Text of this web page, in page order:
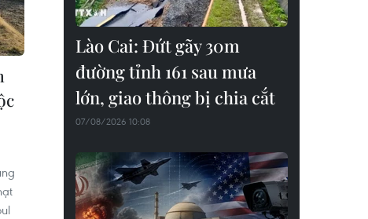
Lào Cai: Đứt gãy 30m
đường tỉnh 161 sau mưa
lớn, giao thông bị chia cắt
07/08/2026 10:08